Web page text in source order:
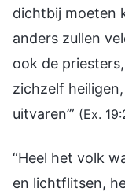
dichtbij moeten
anders zullen
ook de
zichzelf
uitvaren’” (Ex.
“Heel het volk
en lichtflitsen,